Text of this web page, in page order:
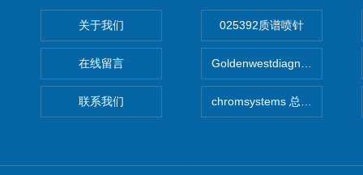
关于我们
在线留言
联系我们
025392质谱喷针
Goldenwestdiagnostics总代
chromsystems 总代理